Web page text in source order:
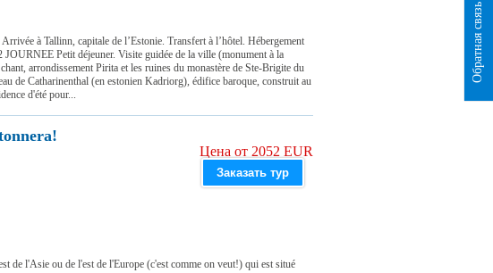
à Tallinn, capitale de l’Estonie. Transfert à l’hôtel. Hébergement
JOURNEE Petit déjeuner. Visitе guidéе de la ville (monument à la
arrondissement Pirita et les ruines du monastère de Ste-Brigite du
de Catharinenthal (en estonien Kadriorg), édifice baroque, construit au
d'été pour...
Цена от 2052 EUR
Заказать тур
de l'Asie ou de l'est de l'Europe (c'est comme on veut!) qui est situé
Обратная связь